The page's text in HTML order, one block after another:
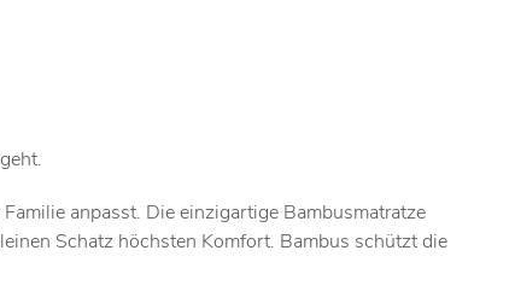
geht.
anpasst. Die einzigartige Bambusmatratze
Schatz höchsten Komfort. Bambus schützt die